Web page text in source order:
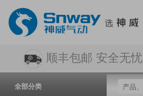
顺丰包邮 安全无忧
全部分类